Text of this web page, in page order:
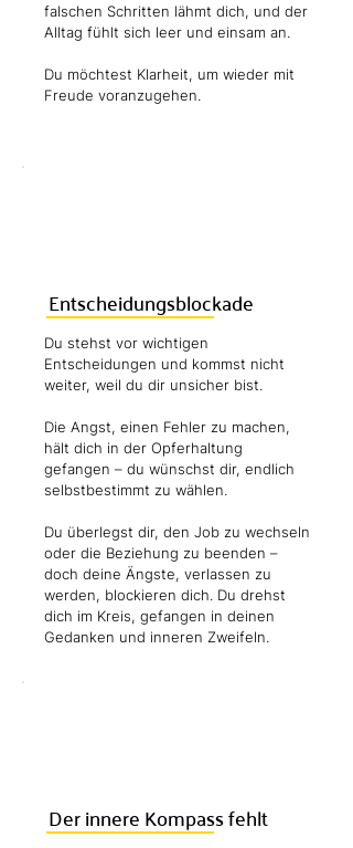
falschen Schritten lähmt dich, und der
Alltag fühlt sich leer und einsam an.
Du möchtest Klarheit, um wieder mit
Freude voranzugehen.
Entscheidungsblockade
Du stehst vor wichtigen
Entscheidungen und kommst nicht
weiter, weil du dir unsicher bist.
Die Angst, einen Fehler zu machen,
hält dich in der Opferhaltung
gefangen – du wünschst dir, endlich
selbstbestimmt zu wählen.
Du überlegst dir, den Job zu wechseln
oder die Beziehung zu beenden –
doch deine Ängste, verlassen zu
werden, blockieren dich. Du drehst
dich im Kreis, gefangen in deinen
Gedanken und inneren Zweifeln.
Der innere Kompass fehlt